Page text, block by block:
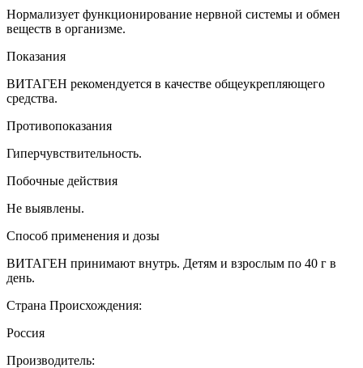
Нормализует функционирование нервной системы и обмен
веществ в организме.
Показания
ВИТАГЕН рекомендуется в качестве общеукрепляющего
средства.
Противопоказания
Гиперчувствительность.
Побочные действия
Не выявлены.
Способ применения и дозы
ВИТАГЕН принимают внутрь. Детям и взрослым по 40 г в
день.
Страна Происхождения:
Россия
Производитель: